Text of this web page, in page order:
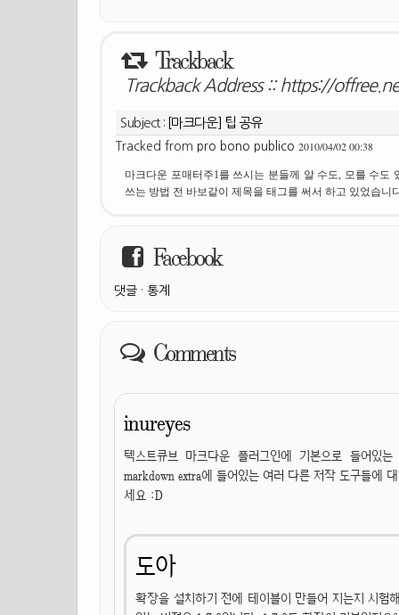
Trackback
Trackback Address :: https://
Subject : [마크다운] 팁 공유
Tracked from pro bono publico 2010/04/02 00:38
마크다운 포매터주1를 쓰시는 분들께 알 수도, 모를 수
쓰는 방법 전 바보같이 제목을 태그를 써서 하고 있었습니
Facebook
댓글 · 통계
Comments
inureyes
텍스트큐브 마크다운 플러그인에 기본으로 들어있
markdown extra에 들어있는 여러 다른 저작 도구들에
세요 :D
도아
확장을 설치하기 전에 테이블이 만들어 지는지 시